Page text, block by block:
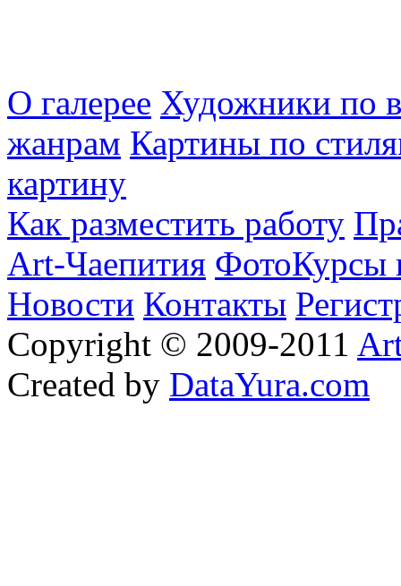
О галерее Художники по
жанрам Картины по
картину
Как разместить работу
Art-Чаепития ФотоКурсы
Новости Контакты
Copyright © 2009-2011
Created by DataYura.com